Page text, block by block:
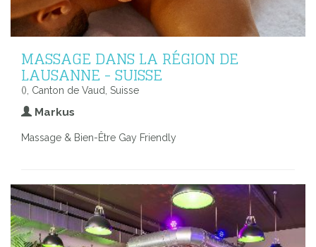
MASSAGE DANS LA RÉGION DE
LAUSANNE - SUISSE
(), Canton de Vaud, Suisse
Markus
Massage & Bien-Être Gay Friendly